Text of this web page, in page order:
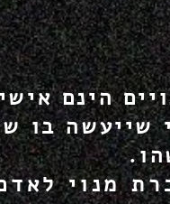
הינם
שייעשה בו
מנוי